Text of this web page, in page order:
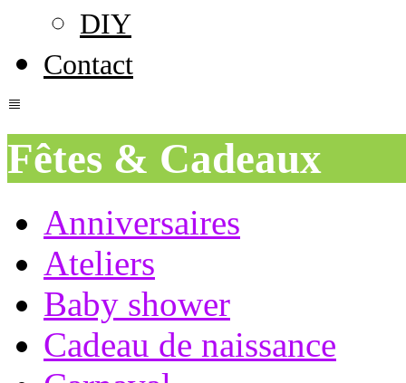
DIY
Contact
Fêtes & Cadeaux
Anniversaires
Ateliers
Baby shower
Cadeau de naissance